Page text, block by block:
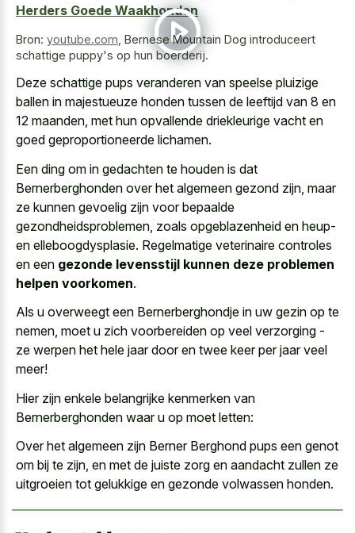
Herders Goede Waakhonden
Bron: youtube.com Bernese Mountain Dog introduceert
schattige puppy's op hun boerderij.
Deze schattige pups veranderen van speelse pluizige
ballen in majestueuze honden tussen de leeftijd van 8 en
12 maanden, met hun opvallende driekleurige vacht en
goed geproportioneerde lichamen.
Een ding om in gedachten te houden is dat
Bernerberghonden over het algemeen gezond zijn, maar
ze kunnen gevoelig zijn voor bepaalde
gezondheidsproblemen, zoals opgeblazenheid en heup-
en elleboogdysplasie. Regelmatige veterinaire controles
en een gezonde levensstijl kunnen deze problemen
helpen voorkomen.
Als u overweegt een Bernerberghondje in uw gezin op te
nemen, moet u zich voorbereiden op veel verzorging -
ze werpen het hele jaar door en twee keer per jaar veel
meer!
Hier zijn enkele belangrijke kenmerken van
Bernerberghonden waar u op moet letten:
Over het algemeen zijn Berner Berghond pups een genot
om bij te zijn, en met de juiste zorg en aandacht zullen ze
uitgroeien tot gelukkige en gezonde volwassen honden.